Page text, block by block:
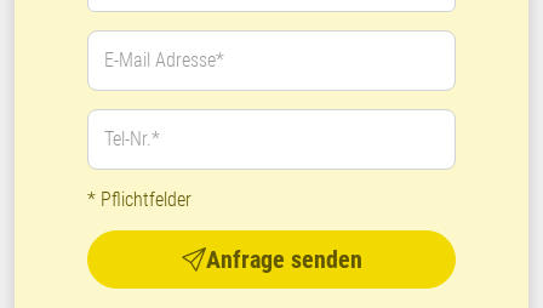
E-Mail Adresse*
Tel-Nr.*
* Pflichtfelder
Anfrage senden